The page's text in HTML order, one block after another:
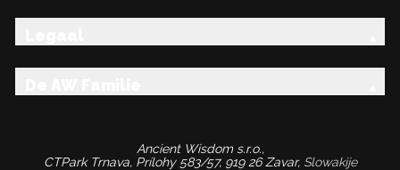
Ancient Wisdom s.r.o.,
CTPark Trnava, Prílohy 583/57, 919 26 Zavar, Slowakije